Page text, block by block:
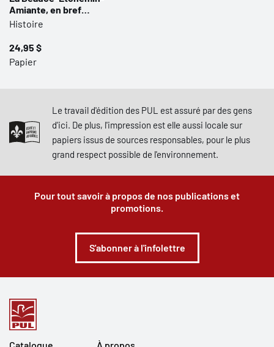
Amiante, en bref…
Histoire
24,95 $
Papier
Le travail d'édition des PUL est assuré par des gens
d'ici. De plus, l'impression est elle aussi locale sur
papiers issus de sources responsables, pour le plus
grand respect possible de l'environnement.
Pour tout savoir à propos de nos publications et
promotions.
S'abonner à l'infolettre